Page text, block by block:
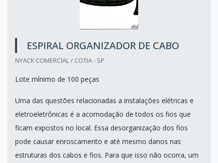
ESPIRAL ORGANIZADOR DE CABO
NYACK COMERCIAL / COTIA - SP
Lote mínimo de 100 peças
Uma das questões relacionadas a instalações elétricas e
eletroeletrônicas é a acomodação de todos os fios que
ficam expostos no local. Essa desorganização dos fios
pode causar enroscamento e até mesmo danos nas
estruturas dos cabos e fios. Para que isso não ocorra, um